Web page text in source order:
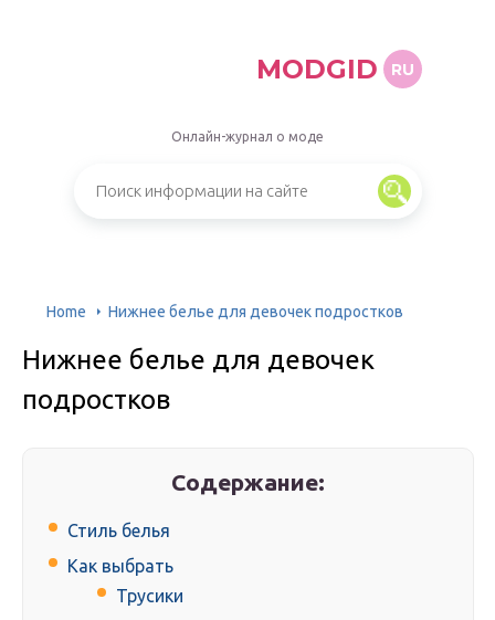
MODGID RU
Онлайн-журнал о моде
Home Нижнее белье для девочек подростков
Нижнее белье для девочек
подростков
Содержание:
Стиль белья
Как выбрать
Трусики